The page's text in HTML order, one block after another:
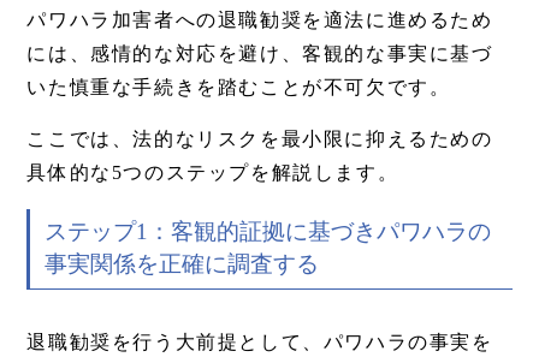
パワハラ加害者への退職勧奨を適法に進めるため
には、感情的な対応を避け、客観的な事実に基づ
いた慎重な手続きを踏むことが不可欠です。
ここでは、法的なリスクを最小限に抑えるための
具体的な5つのステップを解説します。
ステップ1：客観的証拠に基づきパワハラの
事実関係を正確に調査する
退職勧奨を行う大前提として、パワハラの事実を